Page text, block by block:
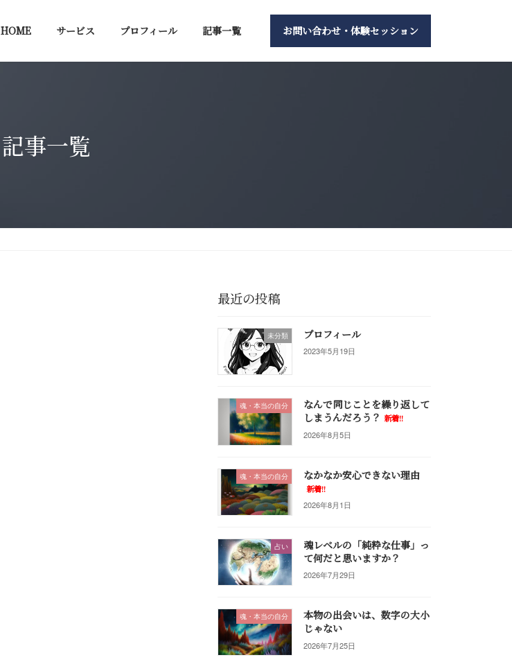
HOME サービス プロフィール 記事一覧 お問い合わせ・体験セッション
記事一覧
最近の投稿
未分類 プロフィール
2023年5月19日
魂・本当の自分
なんで同じことを繰り返して
しまうんだろう？ 新着!!
2026年8月5日
魂・本当の自分 なかなか安心できない理由
新着!!
2026年8月1日
占い
魂レベルの「純粋な仕事」っ
て何だと思いますか？
2026年7月29日
魂・本当の自分
本物の出会いは、数字の大小
じゃない
2026年7月25日